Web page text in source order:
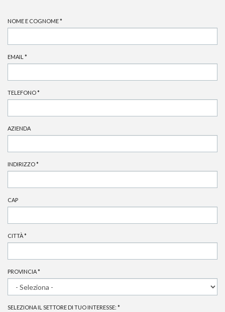
NOME E COGNOME*
EMAIL *
TELEFONO*
AZIENDA
INDIRIZZO*
CAP
CITTÀ*
PROVINCIA*
SELEZIONA IL SETTORE DI TUO INTERESSE: *